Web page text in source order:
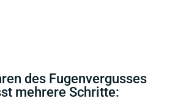
des Fugenvergusses
mehrere Schritte: